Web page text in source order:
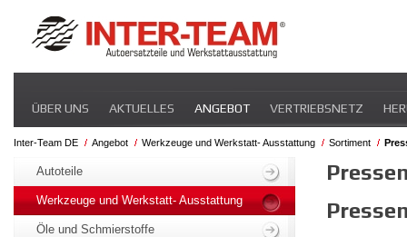
überspringen
ÜBER UNS AKTUELLES ANGEBOT VERTRIEBSNETZ
Inter-Team DE Angebot Werkzeuge und Werkstatt- Ausstattung Sortiment
überspringen
Autoteile
Werkzeuge und Werkstatt- Ausstattung
Öle und Schmierstoffe